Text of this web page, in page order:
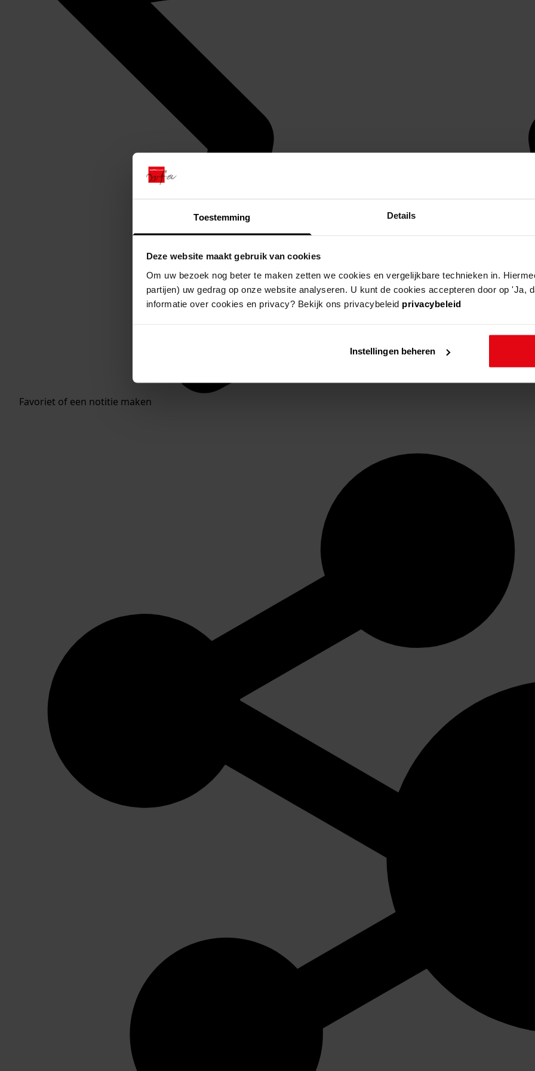
Toestemming Details
Deze website maakt gebruik van cookies
Om uw bezoek nog beter te maken zetten we cookies en vergelijkbare technieken in.
partijen) uw gedrag op onze website analyseren. U kunt de cookies accepteren door op 'Ja,
informatie over cookies en privacy? Bekijk ons privacybeleid privacybeleid
Instellingen beheren
Favoriet of een notitie maken